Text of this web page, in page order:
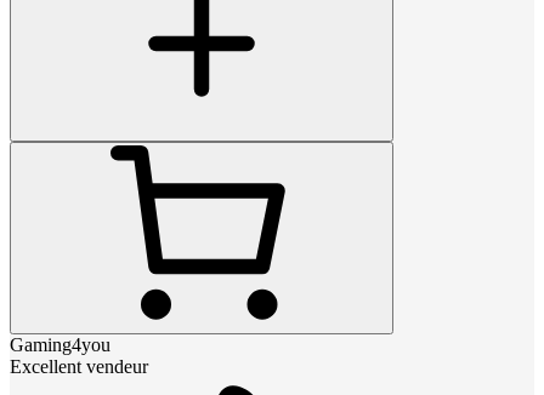
Gaming4you
Excellent vendeur